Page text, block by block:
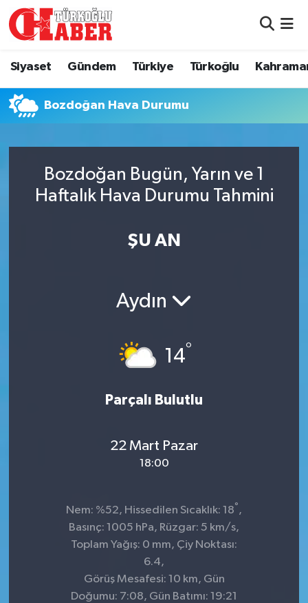
Siyaset Gündem Türkiye Türkoğlu
Bozdoğan Hava Durumu
Bozdoğan Bugün, Yarın ve 1
Haftalık Hava Durumu Tahmini
ŞU AN
Aydın
14°
Parçalı Bulutlu
22 Mart Pazar
18:00
Nem: %52, Hissedilen Sıcaklık: 18° ,
Basınç: 1005 hPa, Rüzgar: 5 km/s,
Toplam Yağış: 0 mm, Çiy Noktası:
6.4,
Görüş Mesafesi: 10 km, Gün
Doğumu: 7:08, Gün Batımı: 19:21
Gündem
Türkiye
Kahramanmaraş
Hava Durumu
Namaz Vakitleri
Süper Lig Puan Durumu ve Fikstür